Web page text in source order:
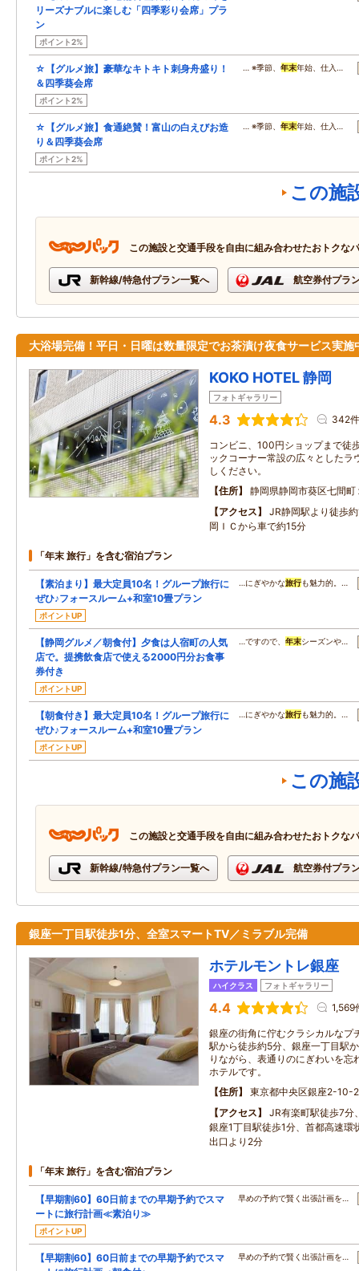
リーズナブルに楽しむ「四季彩り会席」プラ
ン
ポイント2%
☆【グルメ旅】豪華なキトキト刺身舟盛り！
＆四季葵会席
ポイント2%
… ※季節、年末年始、仕入…
☆【グルメ旅】食通絶賛！富山の白えびお造
り＆四季葵会席
ポイント2%
… ※季節、年末年始、仕入…
この施
この施設と交通手段を自由に組み合わせたおトクな
新幹線/特急付プラン一覧へ 航空券付プラ
大浴場完備！平日・日曜は数量限定でお茶漬け夜食サービス実施
KOKO HOTEL 静岡
フォトギャラリー
4.3 342件
コンビニ、100円ショップまで徒
ックコーナー常設の広々としたラ
しください。
住所
静岡県静岡市葵区七間町
アクセス
JR静岡駅より徒歩
岡ＩＣから車で約15分
「年末 旅行」を含む宿泊プラン
【素泊まり】最大定員10名！グループ旅行に
ぜひ♪フォースルーム+和室10畳プラン
ポイントUP
…にぎやかな旅行も魅力的。…
【静岡グルメ／朝食付】夕食は人宿町の人気
店で。提携飲食店で使える2000円分お食事
券付き
ポイントUP
…ですので、 年末シーズンや…
【朝食付き】最大定員10名！グループ旅行に
ぜひ♪フォースルーム+和室10畳プラン
ポイントUP
…にぎやかな旅行も魅力的。…
この施
この施設と交通手段を自由に組み合わせたおトクな
新幹線/特急付プラン一覧へ 航空券付プラ
銀座一丁目駅徒歩1分、全室スマートTV／ミラブル完備
ホテルモントレ銀座
ハイクラス フォトギャラリー
4.4 1,569
銀座の街角に佇むクラシカルなプ
駅から徒歩約5分、銀座一丁目駅
りながら、表通りのにぎわいを忘
ホテルです。
住所
東京都中央区銀座2-10-2
アクセス
JR有楽町駅徒歩7分
銀座1丁目駅徒歩1分、首都高速環
出口より2分
「年末 旅行」を含む宿泊プラン
【早期割60】60日前までの早期予約でスマ
ートに旅行計画≪素泊り≫
ポイントUP
早めの予約で賢く出張計画を…
【早期割60】60日前までの早期予約でスマ
早めの予約で賢く出張計画を…